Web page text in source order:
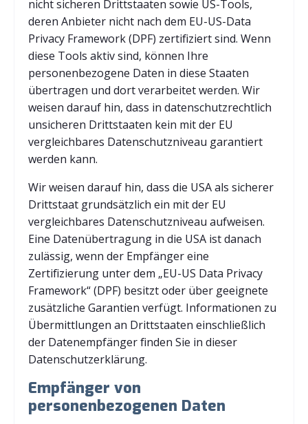
nicht sicheren Drittstaaten sowie US-Tools,
deren Anbieter nicht nach dem EU-US-Data
Privacy Framework (DPF) zertifiziert sind. Wenn
diese Tools aktiv sind, können Ihre
personenbezogene Daten in diese Staaten
übertragen und dort verarbeitet werden. Wir
weisen darauf hin, dass in datenschutzrechtlich
unsicheren Drittstaaten kein mit der EU
vergleichbares Datenschutzniveau garantiert
werden kann.
Wir weisen darauf hin, dass die USA als sicherer
Drittstaat grundsätzlich ein mit der EU
vergleichbares Datenschutzniveau aufweisen.
Eine Datenübertragung in die USA ist danach
zulässig, wenn der Empfänger eine
Zertifizierung unter dem „EU-US Data Privacy
Framework“ (DPF) besitzt oder über geeignete
zusätzliche Garantien verfügt. Informationen zu
Übermittlungen an Drittstaaten einschließlich
der Datenempfänger finden Sie in dieser
Datenschutzerklärung.
Empfänger von
personenbezogenen Daten